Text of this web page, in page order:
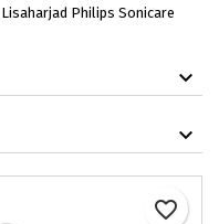
Lisaharjad Philips Sonicare
favorite_border
Loobu Loo